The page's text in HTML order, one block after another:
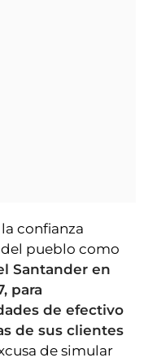
confianza
pueblo como
Santander en
para
de efectivo
de sus clientes
de simular